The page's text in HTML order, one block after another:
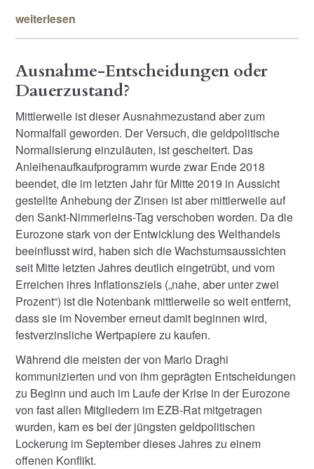
weiterlesen
Ausnahme-Entscheidungen oder
Dauerzustand?
Mittlerweile ist dieser Ausnahmezustand aber zum
Normalfall geworden. Der Versuch, die geldpolitische
Normalisierung einzuläuten, ist gescheitert. Das
Anleihenaufkaufprogramm wurde zwar Ende 2018
beendet, die im letzten Jahr für Mitte 2019 in Aussicht
gestellte Anhebung der Zinsen ist aber mittlerweile auf
den Sankt-Nimmerleins-Tag verschoben worden. Da die
Eurozone stark von der Entwicklung des Welthandels
beeinflusst wird, haben sich die Wachstumsaussichten
seit Mitte letzten Jahres deutlich eingetrübt, und vom
Erreichen ihres Inflationsziels („nahe, aber unter zwei
Prozent“) ist die Notenbank mittlerweile so weit entfernt,
dass sie im November erneut damit beginnen wird,
festverzinsliche Wertpapiere zu kaufen.
Während die meisten der von Mario Draghi
kommunizierten und von ihm geprägten Entscheidungen
zu Beginn und auch im Laufe der Krise in der Eurozone
von fast allen Mitgliedern im EZB-Rat mitgetragen
wurden, kam es bei der jüngsten geldpolitischen
Lockerung im September dieses Jahres zu einem
offenen Konflikt.